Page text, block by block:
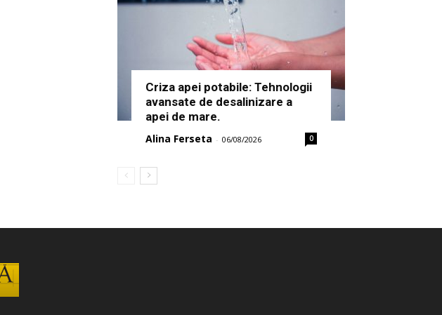
Criza apei potabile: Tehnologii
avansate de desalinizare a
apei de mare.
Alina Ferseta - 06/08/2026 0